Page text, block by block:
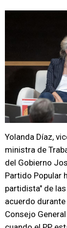
Yolanda Díaz,
ministra de
del Gobierno
Partido Popular
partidista" de
acuerdo
Consejo